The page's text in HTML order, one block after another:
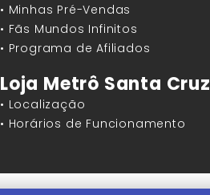
• Minhas Pré-Vendas
• Fãs Mundos Infinitos
• Programa de Afiliados
Loja Metrô Santa Cruz
• Localização
• Horários de Funcionamento